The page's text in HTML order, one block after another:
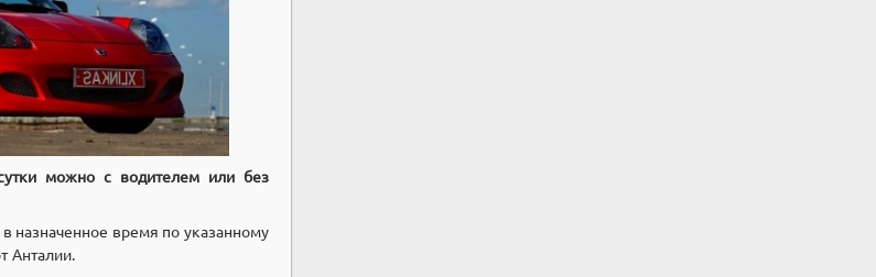
можно с водителем или без
назначенное время по указанному
Анталии.